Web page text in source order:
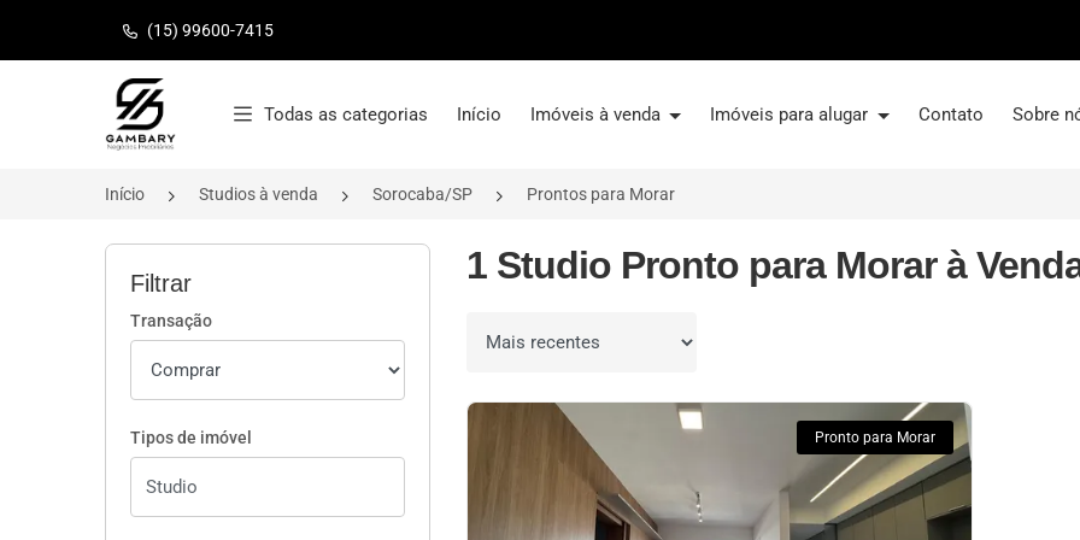
(15) 99600-7415
Página inicial
Todas as categorias Início Imóveis à venda Imóveis para alugar Contato Sobre
Início Studios à venda Sorocaba/SP Prontos para Morar
Filtrar
Transação
Tipos de imóvel
1 Studio Pronto para Morar à
Ordenar por
Pronto para Morar